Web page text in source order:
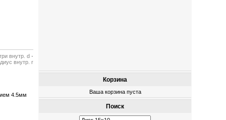
внутр. d ·
внутр. r
4.5мм
Корзина
Ваша корзина пуста
Поиск